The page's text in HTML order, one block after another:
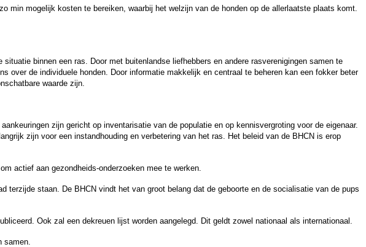
mogelijk kosten te bereiken, waarbij het welzijn van de honden op de allerlaatste plaats komt.
binnen een ras. Door met buitenlandse liefhebbers en andere rasverenigingen samen te
over de individuele honden. Door informatie makkelijk en centraal te beheren kan een fokker beter
waarde zijn.
zijn gericht op inventarisatie van de populatie en op kennisvergroting voor de eigenaar.
zijn voor een instandhouding en verbetering van het ras. Het beleid van de BHCN is erop
actief aan gezondheids-onderzoeken mee te werken.
terzijde staan. De BHCN vindt het van groot belang dat de geboorte en de socialisatie van de pups
Ook zal een dekreuen lijst worden aangelegd. Dit geldt zowel nationaal als internationaal.
samen.